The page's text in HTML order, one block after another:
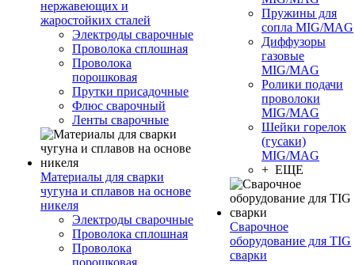
нержавеющих и
жаростойких сталей
Электроды сварочные
Проволока сплошная
Проволока
порошковая
Прутки присадочные
Флюс сварочный
Ленты сварочные
Материалы для сварки
чугуна и сплавов на основе
никеля
Электроды сварочные
Проволока сплошная
Проволока
порошковая
Пружины для
сопла MIG/MAG
Диффузоры
газовые
MIG/MAG
Ролики подачи
проволоки
MIG/MAG
Шейки горелок
(гусаки)
MIG/MAG
+ ЕЩЕ
Сварочное
оборудование для TIG
сварки